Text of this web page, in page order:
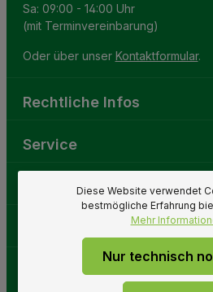
Sa: 09:00 - 14:00 Uhr
(mit Terminvereinbarung)
Oder über unser Kontaktformular.
Rechtliche Infos
Service
GartenweltDiese Website verwendet
bestmögliche Erfahrung
Mehr
Nur technisch